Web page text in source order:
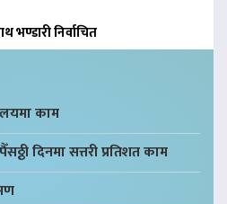
भण्डारी निर्वाचित
काम
दिनमा सत्तरी प्रतिशत काम